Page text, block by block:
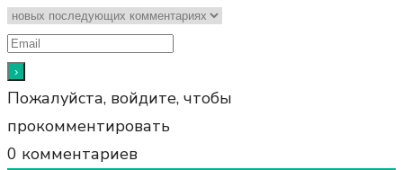
Пожалуйста, войдите, чтобы
прокомментировать
0 комментариев